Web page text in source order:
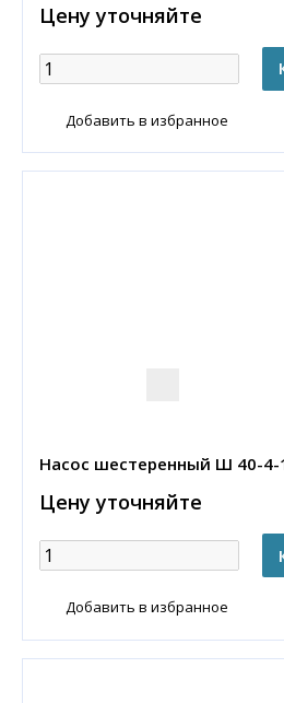
Цену уточняйте
Добавить в избранное
Насос шестеренный Ш 40-4-
Цену уточняйте
Добавить в избранное